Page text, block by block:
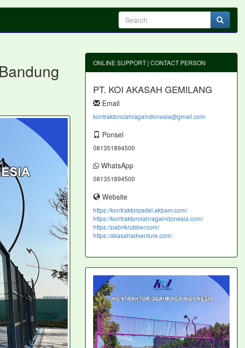
ONLINE SUPPORT | CONTACT PERSON
PT. KOI AKASAH GEMILANG
Email
kontraktorolahragaindonesia@gmail.com
Ponsel
081351894500
WhatsApp
081351894500
Website
https://kontraktorpadel.akbam.com/
https://kontraktorolahragaindonesia.com/
https://pabrikrubber.com/
https://akasahadventure.com/